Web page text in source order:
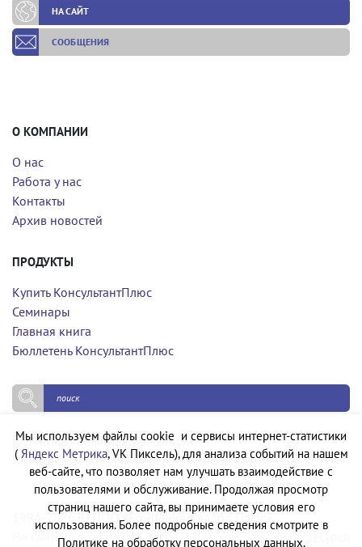
НА САЙТ
СООБЩЕНИЯ
О КОМПАНИИ
О нас
Работа у нас
Контакты
Архив новостей
ПРОДУКТЫ
Купить КонсультантПлюс
Семинары
Главная книга
Бюллетень КонсультантПлюс
Политика конфиденциальности
Политика обработки персональных данных
1994-2026 © ООО «Компания Квадро Плюс»
На сайте используются бесплатные изображения с ресурса
Мы используем файлы cookie и сервисы интернет-статистики
( Яндекс Метрика, VK Пиксель), для анализа событий на нашем
веб-сайте, что позволяет нам улучшать взаимодействие с
пользователями и обслуживание. Продолжая просмотр
страниц нашего сайта, вы принимаете условия его
использования. Более подробные сведения смотрите в
Политике на обработку персональных данных.